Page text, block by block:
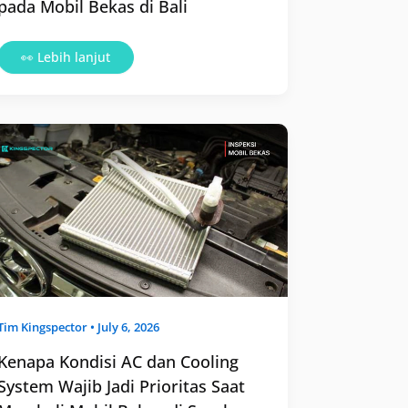
Mobil Bekas di Bali
👀 Lebih lanjut
Kingspector • July 6, 2026
Kondisi AC dan Cooling
Wajib Jadi Prioritas Saat
Kenapa
Kondisi
AC
dan
Cooling
System
Wajib
Jadi
Prioritas
Saat
Membeli
Mobil
Bekas
di